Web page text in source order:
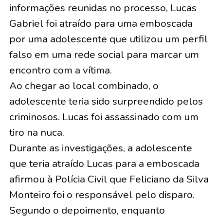
informações reunidas no processo, Lucas
Gabriel foi atraído para uma emboscada
por uma adolescente que utilizou um perfil
falso em uma rede social para marcar um
encontro com a vítima.
Ao chegar ao local combinado, o
adolescente teria sido surpreendido pelos
criminosos. Lucas foi assassinado com um
tiro na nuca.
Durante as investigações, a adolescente
que teria atraído Lucas para a emboscada
afirmou à Polícia Civil que Feliciano da Silva
Monteiro foi o responsável pelo disparo.
Segundo o depoimento, enquanto